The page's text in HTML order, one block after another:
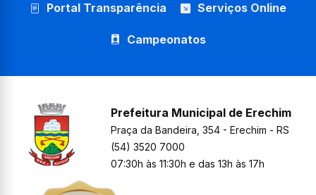
Portal Transparência Serviços Online
Campeonatos
Prefeitura Municipal de Erechim
Praça da Bandeira, 354 - Erechim - RS
(54) 3520 7000
07:30h às 11:30h e das 13h às 17h